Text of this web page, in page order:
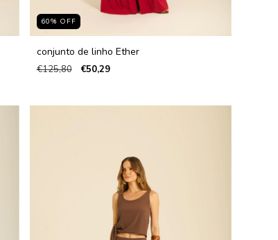
60% OFF
conjunto de linho Ether
€125,80 €50,29